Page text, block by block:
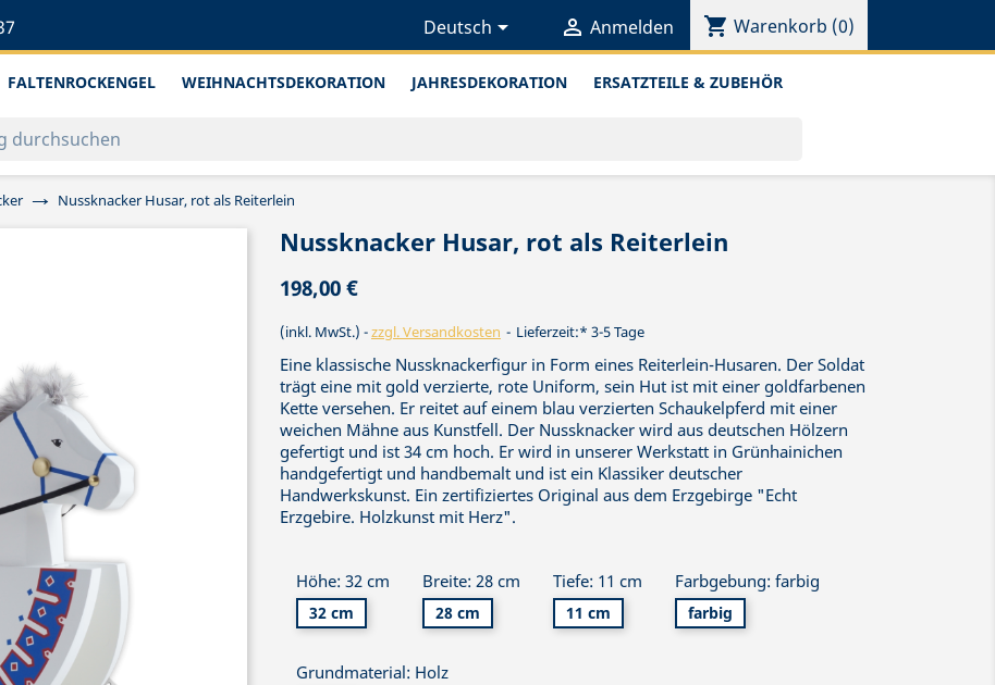
Deutsch  Anmelden shopping_cart Warenkorb (0)
FALTENROCKENGEL WEIHNACHTSDEKORATION JAHRESDEKORATION ERSATZTEILE & ZUBEHÖR
Nussknacker Husar, rot als Reiterlein
Nussknacker Husar, rot als Reiterlein
198,00 €
(inkl. MwSt.) zzgl. Versandkosten Lieferzeit:* 3-5 Tage
Eine klassische Nussknackerfigur in Form eines Reiterlein-Husaren. Der Soldat
trägt eine mit gold verzierte, rote Uniform, sein Hut ist mit einer goldfarbenen
Kette versehen. Er reitet auf einem blau verzierten Schaukelpferd mit einer
weichen Mähne aus Kunstfell. Der Nussknacker wird aus deutschen Hölzern
gefertigt und ist 34 cm hoch. Er wird in unserer Werkstatt in Grünhainichen
handgefertigt und handbemalt und ist ein Klassiker deutscher
Handwerkskunst. Ein zertifiziertes Original aus dem Erzgebirge "Echt
Erzgebire. Holzkunst mit Herz".
Höhe: 32 cm
32 cm
Breite: 28 cm
28 cm
Tiefe: 11 cm
11 cm
Farbgebung: farbig
farbig
Grundmaterial: Holz